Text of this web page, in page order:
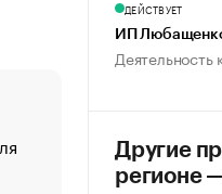
«От спорта тело
создавшей GTA
ДЕЙСТВУЕТ
ИП
Деятельность
Другие
регионе